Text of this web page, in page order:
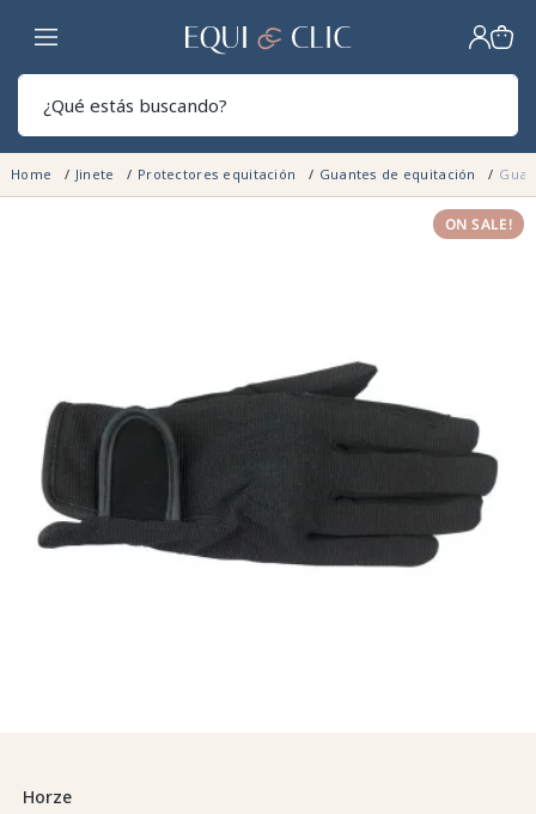
Hogar
Home Jinete Protectores equitación Guantes de equitación
ON SALE!
Horze